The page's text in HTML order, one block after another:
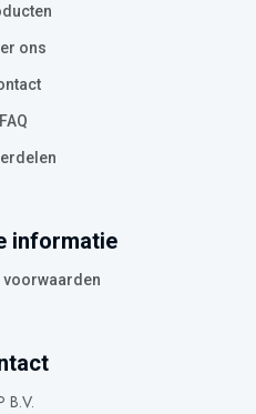
ons
FAQ
informatie
voorwaarden
B.V.